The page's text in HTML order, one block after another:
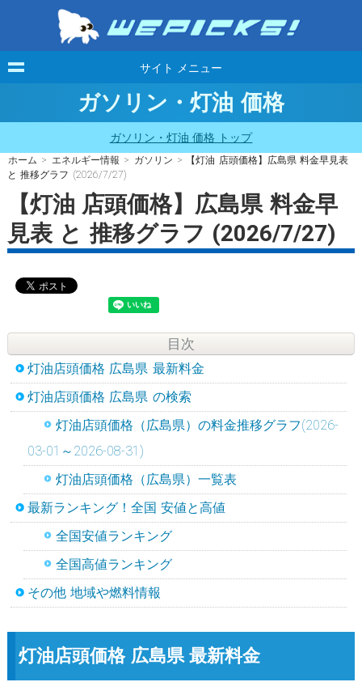
サイト メニュー
ガソリン・灯油 価格
ガソリン・灯油 価格 トップ
ホーム > エネルギー情報 > ガソリン > 【灯油 店頭価格】広島県 料金早見表
と 推移グラフ (2026/7/27)
【灯油 店頭価格】広島県 料金早
見表 と 推移グラフ (2026/7/27)
目次
灯油店頭価格 広島県 最新料金
灯油店頭価格 広島県 の検索
灯油店頭価格（広島県）の料金推移グラフ(2026-
03-01～2026-08-31)
灯油店頭価格（広島県）一覧表
最新ランキング！全国 安値と高値
全国安値ランキング
全国高値ランキング
その他 地域や燃料情報
灯油店頭価格 広島県 最新料金